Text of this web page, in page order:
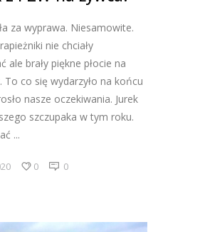
za wyprawa. Niesamowite.
nie chciały
ale brały piękne płocie na
To co się wydarzyło na końcu
nasze oczekiwania. Jurek
szczupaka w tym roku.
0 0